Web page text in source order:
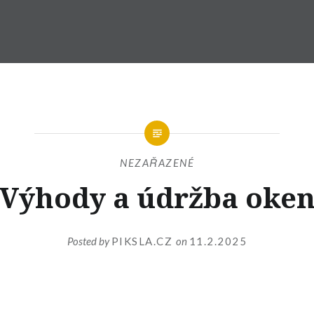
NEZAŘAZENÉ
Výhody a údržba
Posted byPIKSLA.CZ on 11.2.2025